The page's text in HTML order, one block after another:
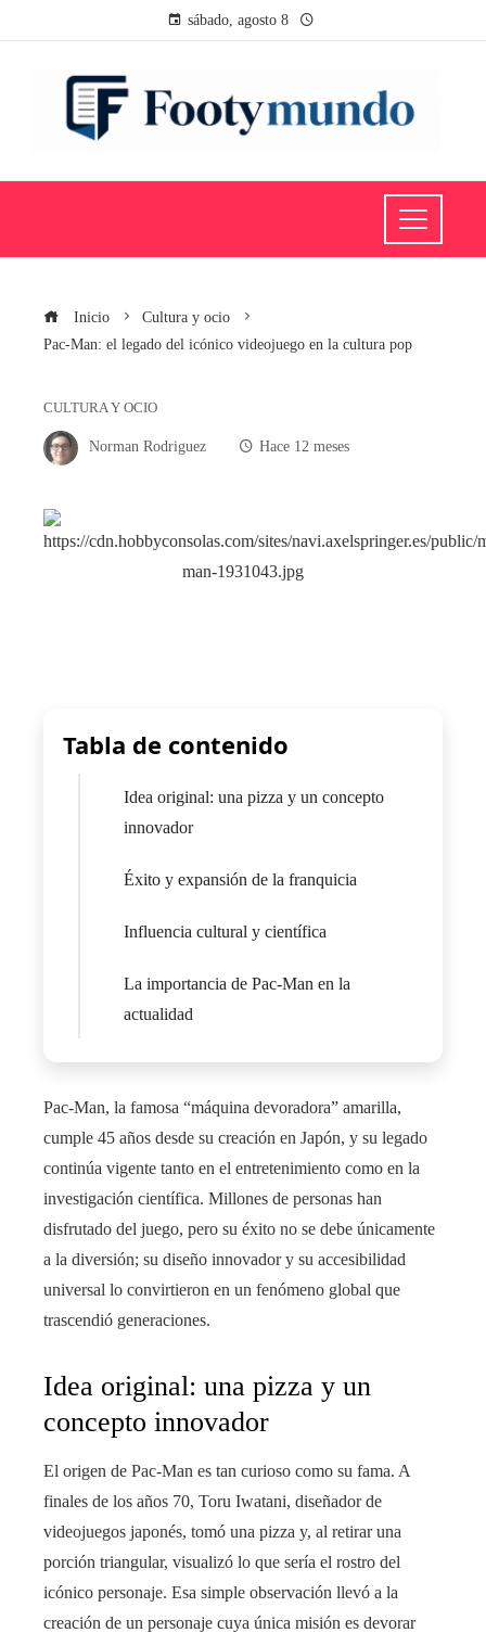
sábado, agosto 8
Inicio
Cultura y ocio
Pac-Man: el legado del icónico videojuego en la cultura pop
CULTURA Y OCIO
Norman Rodriguez Hace 12 meses
Tabla de contenido
Idea original: una pizza y un concepto
innovador
Éxito y expansión de la franquicia
Influencia cultural y científica
La importancia de Pac-Man en la
actualidad
Pac-Man, la famosa “máquina devoradora” amarilla,
cumple 45 años desde su creación en Japón, y su legado
continúa vigente tanto en el entretenimiento como en la
investigación científica. Millones de personas han
disfrutado del juego, pero su éxito no se debe únicamente
a la diversión; su diseño innovador y su accesibilidad
universal lo convirtieron en un fenómeno global que
trascendió generaciones.
Idea original: una pizza y un
concepto innovador
El origen de Pac-Man es tan curioso como su fama. A
finales de los años 70, Toru Iwatani, diseñador de
videojuegos japonés, tomó una pizza y, al retirar una
porción triangular, visualizó lo que sería el rostro del
icónico personaje. Esa simple observación llevó a la
creación de un personaje cuya única misión es devorar